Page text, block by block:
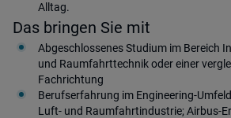
Alltag.
Das bringen Sie mit
Abgeschlossenes Studium im Bereich
und Raumfahrttechnik oder einer
Fachrichtung
Berufserfahrung im Engineering-
Luft- und Raumfahrtindustrie; Airbus-